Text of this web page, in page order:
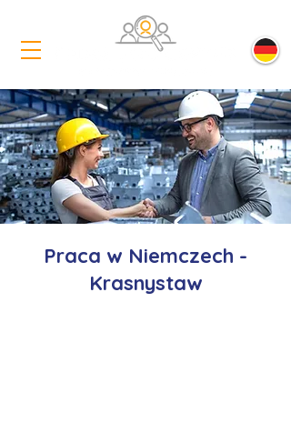
Praca w Niemczech -
Krasnystaw